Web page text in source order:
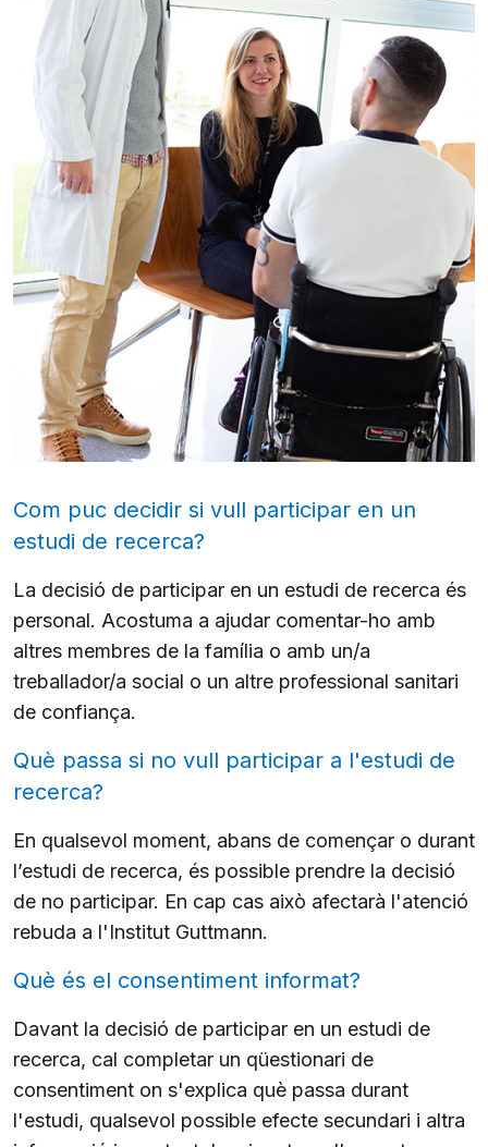
Com puc decidir si vull participar en un
estudi de recerca?
La decisió de participar en un estudi de recerca és
personal. Acostuma a ajudar comentar-ho amb
altres membres de la família o amb un/a
treballador/a social o un altre professional sanitari
de confiança.
Què passa si no vull participar a l'estudi de
recerca?
En qualsevol moment, abans de començar o durant
l’estudi de recerca, és possible prendre la decisió
de no participar. En cap cas això afectarà l'atenció
rebuda a l'Institut Guttmann.
Què és el consentiment informat?
Davant la decisió de participar en un estudi de
recerca, cal completar un qüestionari de
consentiment on s'explica què passa durant
l'estudi, qualsevol possible efecte secundari i altra